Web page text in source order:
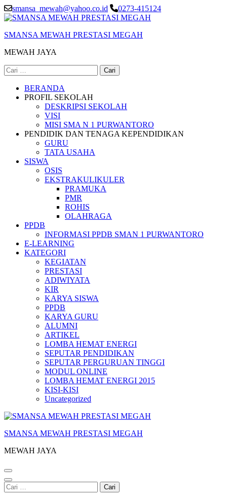
Lompat
ke
(Tekan
smansa_mewah@yahoo.co.id 0273-415124
SMANSA MEWAH PRESTASI MEGAH
MEWAH JAYA
Cari
untuk:
BERANDA
PROFIL SEKOLAH
DESKRIPSI SEKOLAH
VISI
MISI SMA N 1 PURWANTORO
PENDIDIK DAN TENAGA KEPENDIDIKAN
GURU
TATA USAHA
SISWA
OSIS
EKSTRAKULIKULER
PRAMUKA
PMR
ROHIS
OLAHRAGA
PPDB
INFORMASI PPDB SMAN 1 PURWANTORO
E-LEARNING
KATEGORI
KEGIATAN
PRESTASI
ADIWIYATA
KIR
KARYA SISWA
PPDB
KARYA GURU
ALUMNI
ARTIKEL
LOMBA HEMAT ENERGI
SEPUTAR PENDIDIKAN
SEPUTAR PERGURUAN TINGGI
MODUL ONLINE
LOMBA HEMAT ENERGI 2015
KISI-KISI
Uncategorized
SMANSA MEWAH PRESTASI MEGAH
MEWAH JAYA
Cari
untuk: